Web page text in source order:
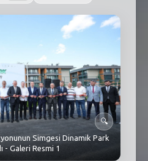
🔍
Simgesi Dinamik Park
- Galeri Resmi 1
SEBİK
- AFET
KÜREK
PARKLAR